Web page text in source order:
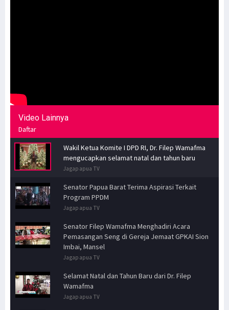
Video Lainnya
Daftar
Wakil Ketua Komite I DPD RI, Dr. Filep Wamafma
mengucapkan selamat natal dan tahun baru
Jagapapua TV
Senator Papua Barat Terima Aspirasi Terkait
Program PPDM
Jagapapua TV
Senator Filep Wamafma Menghadiri Acara
Pemasangan Seng di Gereja Jemaat GPKAI Sion
Imbai, Mansel
Jagapapua TV
Selamat Natal dan Tahun Baru dari Dr. Filep
Wamafma
Jagapapua TV